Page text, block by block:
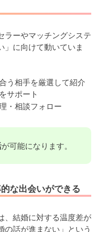
ラーやマッチングシステ
」に向けて動いていま
う相手を厳選して紹介
サポート
・相談フォロー
が可能になります。
な出会いができる
、結婚に対する温度差が
の話が進まない」という